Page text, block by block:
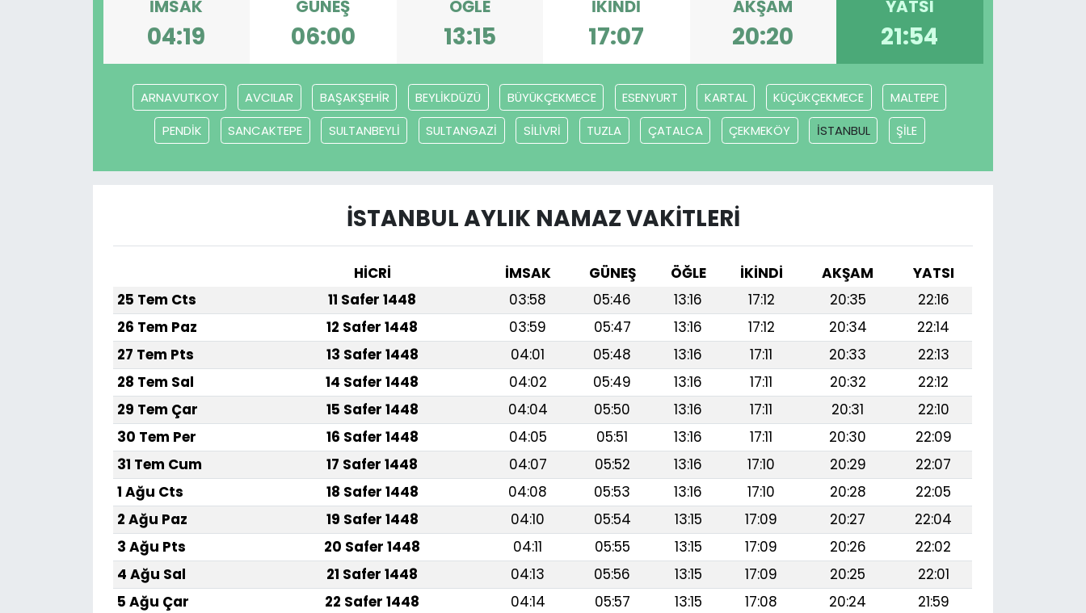
İMSAK
04:19
GÜNEŞ
06:00
ÖĞLE
13:15
İKINDI
17:07
AKŞAM
20:20
YATSI
21:54
ARNAVUTKOY AVCILAR BAŞAKŞEHİR BEYLİKDÜZÜ BÜYÜKÇEKMECE ESENYURT KARTAL KÜÇÜKÇEKMECE
MALTEPE
PENDİK
SANCAKTEPE SULTANBEYLİ SULTANGAZİ SİLİVRİ TUZLA ÇATALCA ÇEKMEKÖY İSTANBUL ŞİLE
İSTANBUL AYLIK NAMAZ VAKITLERI
HİCRİ İMSAK GÜNEŞ ÖĞLE İKINDI AKŞAM
YATSI
25 Tem Cts
11 Safer 1448 03:58 05:46 13:16 17:12 20:35
22:16
26 Tem Paz
12 Safer 1448 03:59 05:47 13:16 17:12 20:34
22:14
27 Tem Pts
13 Safer 1448 04:01 05:48 13:16 17:11 20:33
22:13
28 Tem Sal
14 Safer 1448 04:02 05:49 13:16 17:11 20:32
22:12
29 Tem Çar
15 Safer 1448 04:04 05:50 13:16 17:11 20:31
22:10
30 Tem Per
16 Safer 1448 04:05 05:51 13:16 17:11 20:30
22:09
31 Tem Cum
17 Safer 1448 04:07 05:52 13:16 17:10 20:29
22:07
1 Ağu Cts
18 Safer 1448 04:08 05:53 13:16 17:10 20:28
22:05
2 Ağu Paz
19 Safer 1448 04:10 05:54 13:15 17:09 20:27
22:04
3 Ağu Pts
20 Safer 1448 04:11 05:55 13:15 17:09 20:26
22:02
4 Ağu Sal
21 Safer 1448 04:13 05:56 13:15 17:09 20:25
22:01
5 Ağu Çar
22 Safer 1448 04:14 05:57 13:15 17:08 20:24
21:59